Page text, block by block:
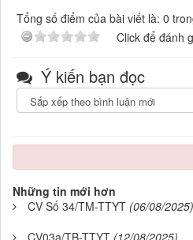
Tổng số điểm của bài viết là: 0
Click để đánh
Ý kiến bạn đọc
Những tin mới hơn
CV Số 34/TM-TTYT (06/08/2025)
CV03a/TB-TTYT (12/08/2025)